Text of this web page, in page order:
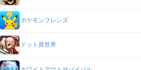
ポケモンフレンズ
ドット異世界